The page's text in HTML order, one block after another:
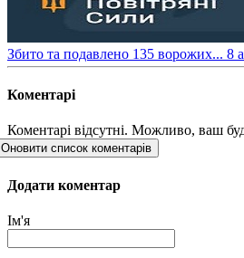
​Збито та подавлено 135 ворожих... 8
Коментарі
Коментарі відсутні. Можливо, ваш
Оновити список коментарів
Додати коментар
Ім'я